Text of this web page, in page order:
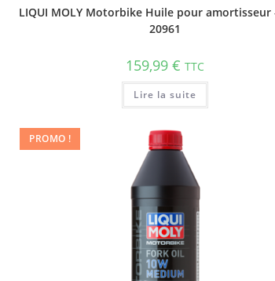
LIQUI MOLY Motorbike Huile pour amortisseur
20961
159,99 € TTC
Lire la suite
PROMO !